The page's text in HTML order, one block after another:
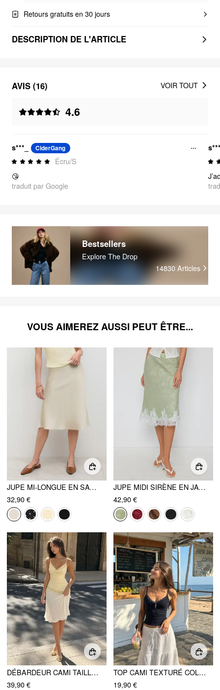
Retours gratuits en 30 jours
DESCRIPTION DE L'ARTICLE
AVIS (16)
4.6
VOIR TOUT
s***_ CiderGang
Écru/S
😘
traduit par Google
Bestsellers
Explore The Drop
14830 Articles
VOUS AIMEREZ AUSSI PEUT ÊTRE...
JUPE MI-LONGUE EN SATIN À LA TAILLE HAUTE ET AUX VOLANTS
32,90 €
JUPE MIDI SIRÈNE EN JACQUARD FLEURI TAILLE MOYENNE, DENTELLE
42,90 €
DÉBARDEUR CAMI TAILLE IRRÉGULIÈRE À MANCHES DENTELLE AU COL, AVEC PANNEAUX EN DENTELLE ET BAS ASYMÉTRIQUE FROISSÉ
39,90 €
TOP CAMI TEXTURÉ COL V À BORD EN DENTELLE
19,90 €